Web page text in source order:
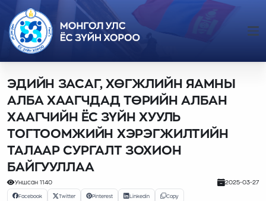
ЭДИЙН ЗАСАГ, ХӨГЖЛИЙН ЯАМНЫ
АЛБА ХААГЧДАД ТӨРИЙН АЛБАН
ХААГЧИЙН ЁС ЗҮЙН ХУУЛЬ
ТОГТООМЖИЙН ХЭРЭГЖИЛТИЙН
ТАЛААР СУРГАЛТ ЗОХИОН
БАЙГУУЛЛАА
Уншсан 1140 2025-03-27
Facebook Twitter Pinterest Linkedin Copy